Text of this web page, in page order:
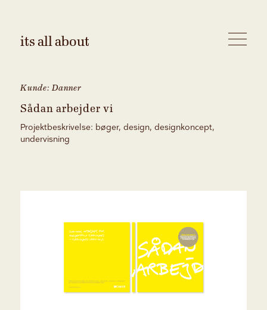
its all about
Kunde: Danner
Sådan arbejder vi
Projektbeskrivelse: bøger, design, designkoncept,
undervisning